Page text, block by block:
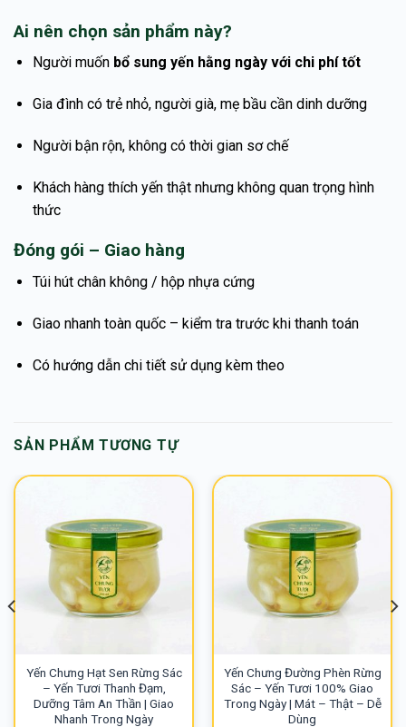
Ai nên chọn sản phẩm này?
Người muốn bổ sung yến hằng ngày với chi phí tốt
Gia đình có trẻ nhỏ, người già, mẹ bầu cần dinh dưỡng
Người bận rộn, không có thời gian sơ chế
Khách hàng thích yến thật nhưng không quan trọng hình
thức
Đóng gói – Giao hàng
Túi hút chân không / hộp nhựa cứng
Giao nhanh toàn quốc – kiểm tra trước khi thanh toán
Có hướng dẫn chi tiết sử dụng kèm theo
SẢN PHẨM TƯƠNG TỰ
Yến Chưng Hạt Sen Rừng Sác
– Yến Tươi Thanh Đạm,
Dưỡng Tâm An Thần | Giao
Nhanh Trong Ngày
Yến Chưng Đường Phèn Rừng
Sác – Yến Tươi 100% Giao
Trong Ngày | Mát – Thật – Dễ
Dùng